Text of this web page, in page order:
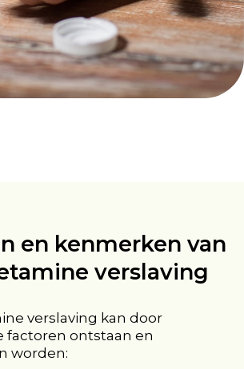
en kenmerken van
verslaving
verslaving kan door
factoren ontstaan en
worden: